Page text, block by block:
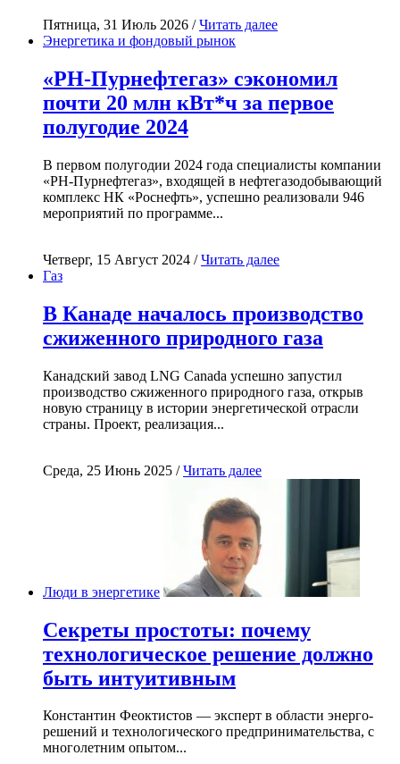
Пятница, 31 Июль 2026 /Читать далее
Энергетика и фондовый рынок
«РН-Пурнефтегаз» сэкономил
почти 20 млн кВт*ч за первое
полугодие 2024
В первом полугодии 2024 года специалисты компании
«РН-Пурнефтегаз», входящей в нефтегазодобывающий
комплекс НК «Роснефть», успешно реализовали 946
мероприятий по программе...
Четверг, 15 Август 2024 /Читать далее
Газ
В Канаде началось производство
сжиженного природного газа
Канадский завод LNG Canada успешно запустил
производство сжиженного природного газа, открыв
новую страницу в истории энергетической отрасли
страны. Проект, реализация...
Среда, 25 Июнь 2025 /Читать далее
Люди в энергетике
Секреты простоты: почему
технологическое решение должно
быть интуитивным
Константин Феоктистов — эксперт в области энерго-
решений и технологического предпринимательства, с
многолетним опытом...